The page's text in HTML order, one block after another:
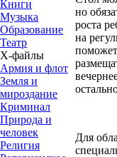
Книги
Музыка
Образование
Театр
Х-файлы
Армия и флот
Земля и
мироздание
Криминал
Природа и
человек
Религия
но
роста
на
Для